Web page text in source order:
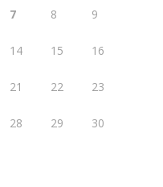
7 8 9
14 15 16
21 22 23
28 29 30